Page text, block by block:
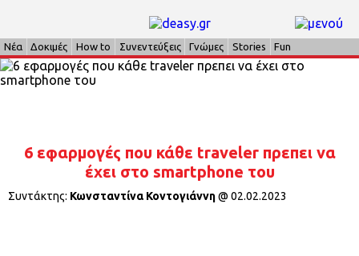
Νέα Δοκιμές How to Συνεντεύξεις Γνώμες Stories Fun
6 εφαρμογές που κάθε traveler πρεπει να
έχει στο smartphone του
Συντάκτης: Κωνσταντίνα Κοντογιάννη@ 02.02.2023